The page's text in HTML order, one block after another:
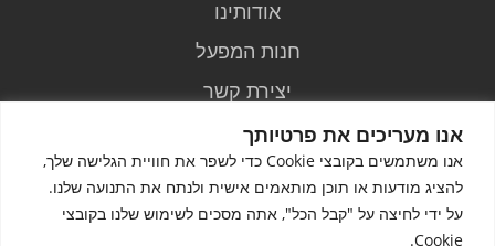
אנו מעריכים את פרטיותך
אנו משתמשים בקובצי Cookie כדי לשפר את חוויית הגלישה שלך,
להציג מודעות או תוכן מותאמים אישית ולנתח את התנועה שלנו.
על ידי לחיצה על "קבל הכל", אתה מסכים לשימוש שלנו בקובצי
Cookie.
אודותינו
חנות המפעל
יצירת קשר
הצהרת נגישות
מדיניות פרטיות
תנאי שימוש באתר